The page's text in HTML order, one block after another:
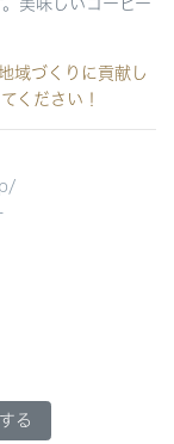
域づくりに貢献し
ください！
る